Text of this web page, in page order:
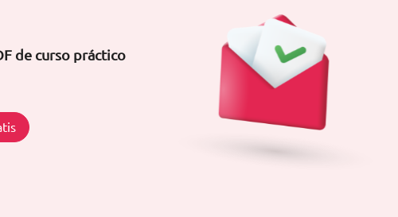
de curso práctico